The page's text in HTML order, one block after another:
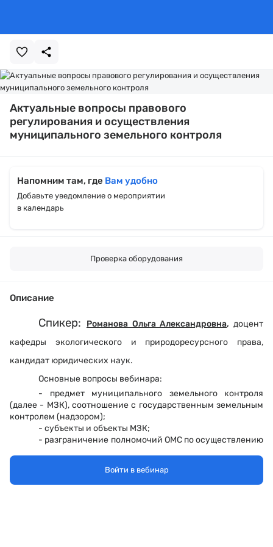
Актуальные вопросы правового
регулирования и осуществления
муниципального земельного контроля
Напомним там, где Вам удобно
Добавьте уведомление о мероприятии
в календарь
Проверка оборудования
Описание
Спикер: Романова Ольга Александровна, доцент
кафедры экологического и природоресурсного права,
кандидат юридических наук.
Основные вопросы вебинара:
- предмет муниципального земельного контроля
(далее - МЗК), соотношение с государственным земельным
контролем (надзором);
- субъекты и объекты МЗК;
- разграничение полномочий ОМС по осуществлению
- порядок осуществления МЗК, ограничения МЗК до
- порядок взаимодействия федеральных органов
Войти в вебинар